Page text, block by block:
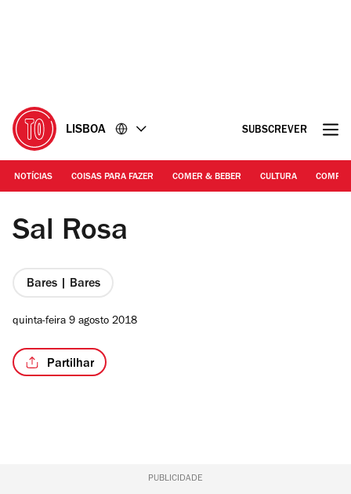
LISBOA SUBSCREVER
NOTÍCIAS COISAS PARA FAZER COMER & BEBER CULTURA
Fotografia: Francisco Santos
Sal Rosa
Bares | Bares
quinta-feira 9 agosto 2018
Partilhar
PUBLICIDADE